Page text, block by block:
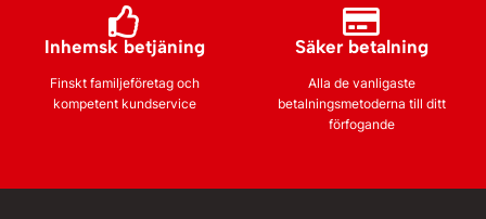
Inhemsk betjäning
Finskt familjeföretag och
kompetent kundservice
Säker betalning
Alla de vanligaste
betalningsmetoderna till ditt
förfogande